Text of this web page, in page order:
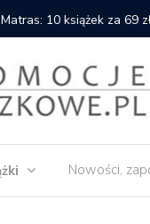
Matras: 10 książek za 69
Nowości,